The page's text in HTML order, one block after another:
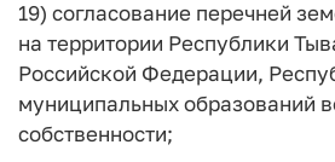
19) согласование перечней
на территории Республики
Российской Федерации,
муниципальных образований
собственности;